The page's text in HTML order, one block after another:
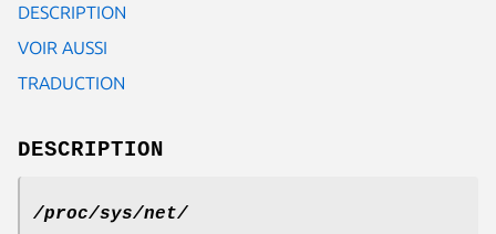
DESCRIPTION
VOIR AUSSI
TRADUCTION
DESCRIPTION
/proc/sys/net/